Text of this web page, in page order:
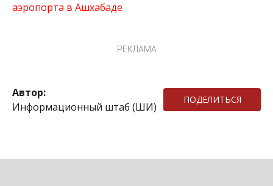
аэропорта в Ашхабаде
РЕКЛАМА
Автор:
Информационный штаб (ШИ)
ПОДЕЛИТЬСЯ